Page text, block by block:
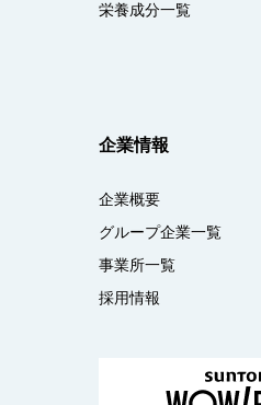
栄養成分一覧
企業情報
企業概要
グループ企業一覧
事業所一覧
採用情報